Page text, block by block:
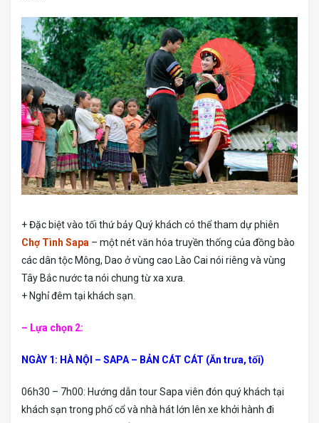
+ Đặc biệt vào tối thứ bảy Quý khách có thể tham dự phiên
Chợ Tình Sapa – một nét văn hóa truyền thống của đồng bào
các dân tộc Mông, Dao ở vùng cao Lào Cai nói riêng và vùng
Tây Bắc nước ta nói chung từ xa xưa.
+ Nghỉ đêm tại khách sạn.
– Lựa chọn 2:
NGÀY 1: HÀ NỘI – SAPA – BẢN CÁT CÁT (Ăn trưa, tối)
06h30 – 7h00: Hướng dẫn tour Sapa viên đón quý khách tại
khách sạn trong phố cổ và nhà hát lớn lên xe khởi hành đi